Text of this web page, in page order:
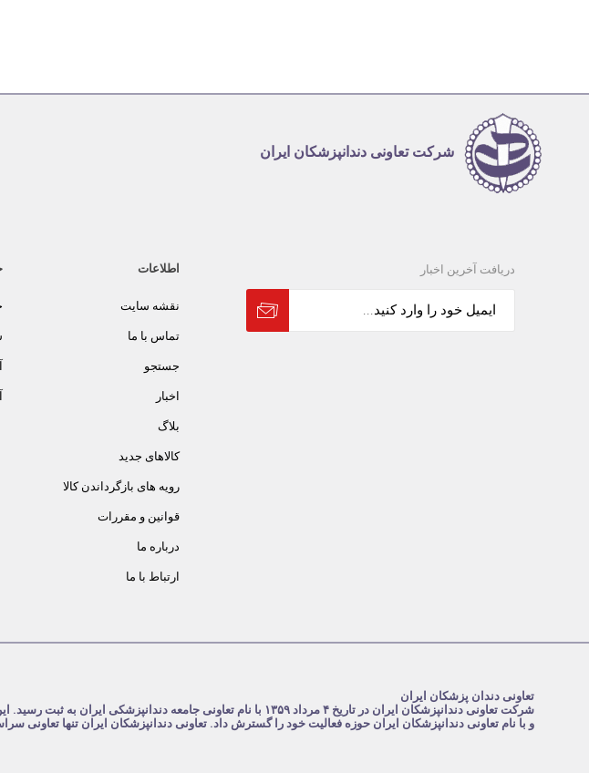
شرکت تعاونی دندانپزشکان ایران
دریافت آخرین اخبار اطلاعات
نقشه سایت
تماس با ما
جستجو
اخبار
بلاگ
کالاهای جدید
رویه های بازگرداندن کالا
قوانین و مقررات
درباره ما
ارتباط با ما
تعاونی دندان پزشکان ایران
و با نام تعاونی دندانپزشکان ایران حوزه فعالیت خود را گسترش داد. تعاونی دندانپزشکان ایران تنها تعاونی